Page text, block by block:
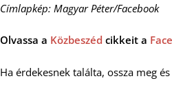
Címlapkép: Magyar Péter/Facebook
Olvassa a Közbeszéd cikkeit a
Ha érdekesnek találta, ossza meg